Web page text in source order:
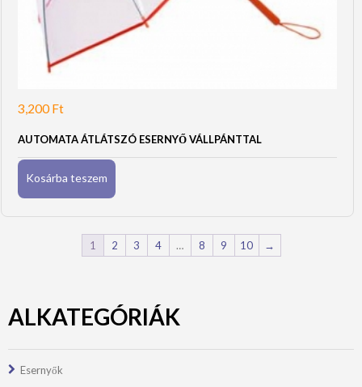
3,200Ft
AUTOMATA ÁTLÁTSZÓ ESERNYŐ VÁLLPÁNTTAL
Kosárba teszem
1 2 3 4 … 8 9 10 →
ALKATEGÓRIÁK
Esernyők